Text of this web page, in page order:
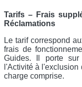
Tarifs – Frais
Réclamations
Le tarif correspond
frais de
Guides. Il porte sur
l'Activité à l'exclusion
charge comprise.